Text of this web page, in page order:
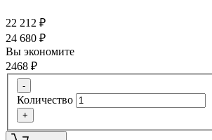
22 212 ₽
24 680 ₽
Вы экономите
2468 ₽
-
Количество
+